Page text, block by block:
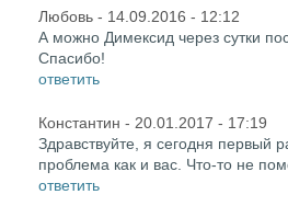
Любовь - 14.09.2016 - 12:12
А можно Димексид через сутки
Спасибо!
ответить
Константин - 20.01.2017 - 17:19
Здравствуйте, я сегодня первый
проблема как и вас. Что-то не
ответить